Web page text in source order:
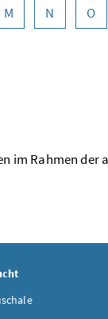
M N O
im Rahmen der